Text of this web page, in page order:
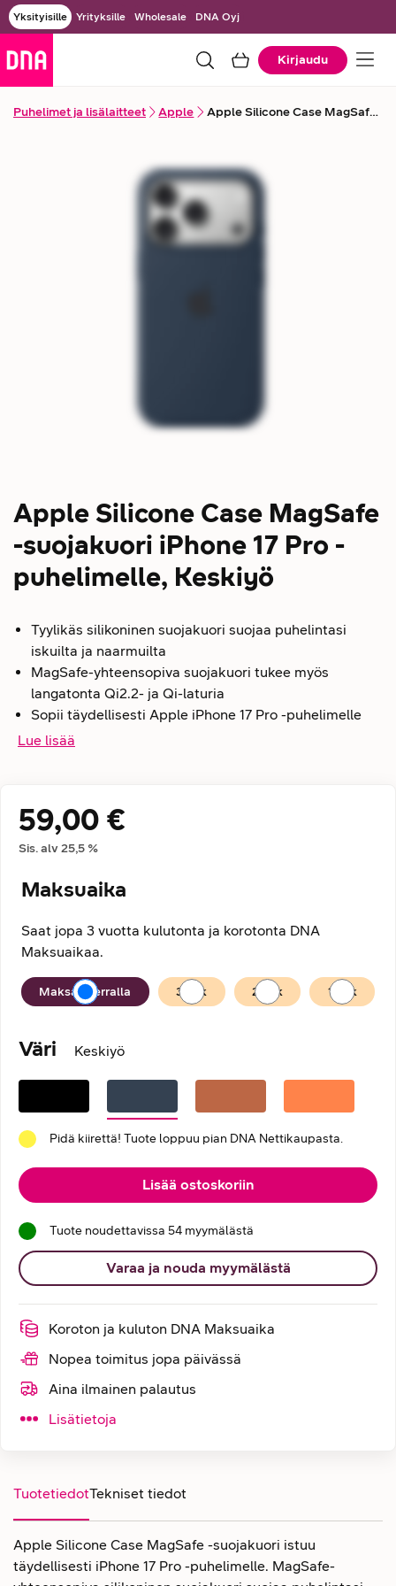
Yksityisille Yrityksille Wholesale DNA Oyj
Kirjaudu
Puhelimet ja lisälaitteet Apple Apple Silicone Case MagSafe -suojakuori iPhone 17 Pro -puhelimelle
Apple Silicone Case MagSafe
-suojakuori iPhone 17 Pro -
puhelimelle, Keskiyö
Tyylikäs silikoninen suojakuori suojaa puhelintasi
iskuilta ja naarmuilta
MagSafe-yhteensopiva suojakuori tukee myös
langatonta Qi2.2- ja Qi-laturia
Sopii täydellisesti Apple iPhone 17 Pro -puhelimelle
Lue lisää
Hintatiedot
59,00 €
Sis. alv25,5 %
Maksuaika
Saat jopa 3 vuotta kulutonta ja korotonta DNA
Maksuaikaa.
Maksuaika
Maksan kerralla 36 kk 24 kk 12 kk
Väri Keskiyö
Pidä kiirettä! Tuote loppuu pian DNA Nettikaupasta.
Lisää ostoskoriin
Tuote noudettavissa 54 myymälästä
Varaa ja nouda myymälästä
Koroton ja kuluton DNA Maksuaika
Nopea toimitus jopa päivässä
Aina ilmainen palautus
Lisätietoja
TuotetiedotTekniset tiedot
Apple Silicone Case MagSafe -suojakuori istuu
täydellisesti iPhone 17 Pro -puhelimelle. MagSafe-